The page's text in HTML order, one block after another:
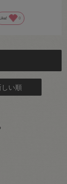
0
い順